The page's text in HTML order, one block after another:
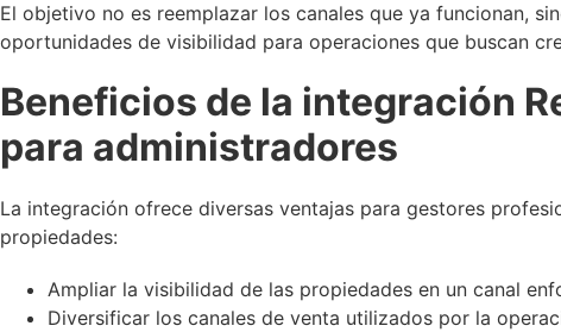
El objetivo no es reemplazar los canales que ya funcionan,
oportunidades de visibilidad para operaciones que buscan
Beneficios de la integración
para administradores
La integración ofrece diversas ventajas para gestores
propiedades:
Ampliar la visibilidad de las propiedades en un canal
Diversificar los canales de venta utilizados por la